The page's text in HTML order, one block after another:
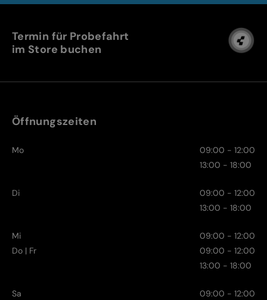
Termin für Probefahrt
im Store buchen
Öffnungszeiten
Mo
09:00 - 12:00
13:00 - 18:00
Di
09:00 - 12:00
13:00 - 18:00
Mi
09:00 - 12:00
Do | Fr
09:00 - 12:00
13:00 - 18:00
Sa 09:00 - 12:00